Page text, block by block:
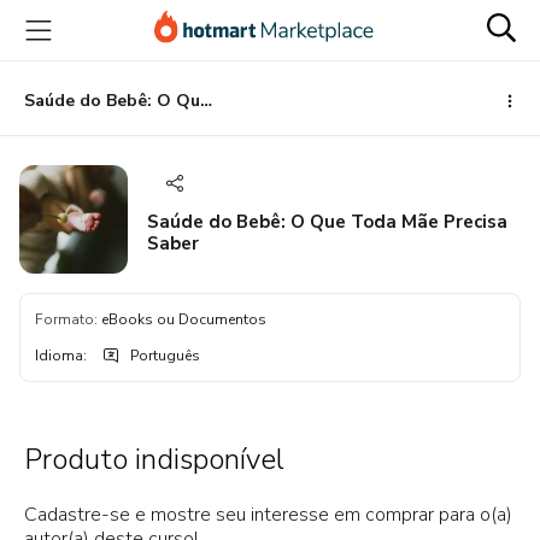
para
conteúdo
principal
para
pagamento
para
rodapé
Saúde do Bebê: O Que Toda Mãe Precisa Saber
Saúde do Bebê: O Que Toda Mãe Precisa
Saber
Formato: eBooks ou Documentos
Idioma: Português
Produto indisponível
Cadastre-se e mostre seu interesse em comprar para o(a)